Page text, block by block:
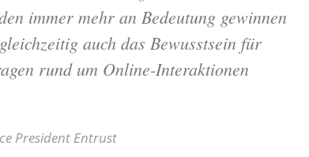
immer mehr an Bedeutung gewinnen
auch das Bewusstsein für
rund um Online-Interaktionen
President Entrust